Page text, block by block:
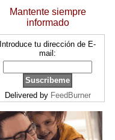
Mantente siempre
informado
Introduce tu dirección de E-
mail:
Delivered by FeedBurner